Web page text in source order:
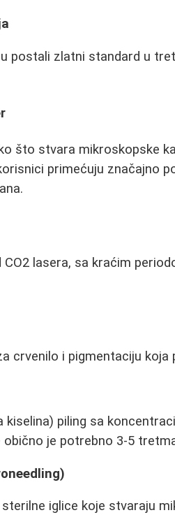
postali zlatni standard u
što stvara mikroskopske
primećuju značajno
lasera, sa kraćim
crvenilo i pigmentaciju koja
piling sa
je potrebno 3-5
iglice koje stvaraju